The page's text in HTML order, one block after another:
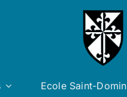
Ecole Saint-